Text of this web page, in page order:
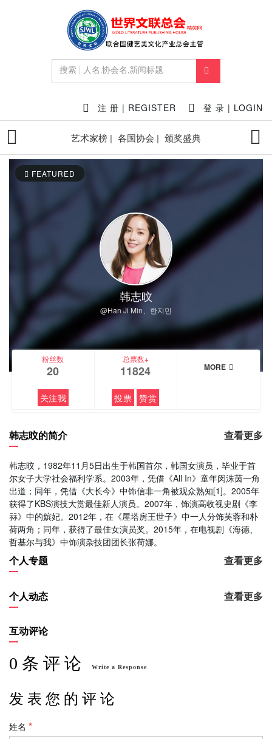
注 册 | REGISTER 登 录 | LOGIN
艺术家榜 | 各国协会 | 颁奖盛典
FEATURED
韩志旼
@Han Ji Min、한지민
粉丝数
20
关注我
总票数+
11824
投票 赞赏
MORE
韩志旼的简介 查看更多
韩志旼，1982年11月5日出生于韩国首尔，韩国女演员，毕业于首
尔女子大学社会福利学系。2003年，凭借《All In》童年闵洙茵一角
出道；同年，凭借《大长今》中饰信非一角被观众熟知[1]。2005年
获得了KBS演技大赏最佳新人演员。2007年，饰演高收视史剧《李
祘》中的嫔妃。2012年，在《屋塔房王世子》中一人分饰芙蓉和朴
荷两角；同年，获得了最佳女演员奖。2015年，在电视剧《海德、
哲基尔与我》中饰演杂技团团长张荷娜。
个人专题 查看更多
个人动态 查看更多
互动评论
0 条 评 论 Write a Response
发 表 您 的 评 论
姓名